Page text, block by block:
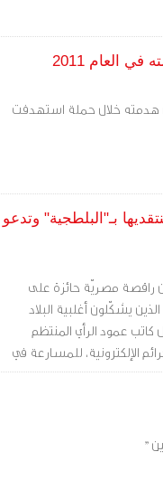
العام 2011
هدمته خلال حملة استهدفت
بـ"البلطجية" وتدعو
راقصة مصريّة حائزة على
يشكّلون أغلبية البلاد
عمود الرأي المنتظم
الإلكترونية، للمسارعة في
بصوت الكراهية؛ للقبض على
خير".
"